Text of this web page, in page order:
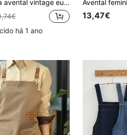
de florista, bainha com babados, avental de cozinha para assar, cor sólida com estilo nórdico para uso doméstico, floricultura, casamento
há 1 ano
13,47€